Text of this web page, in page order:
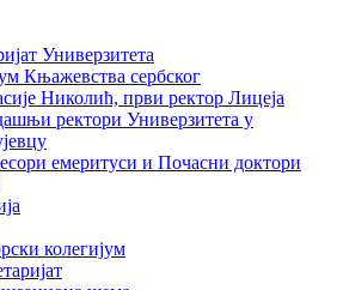
Универзитета
Књажевства сербског
Николић, први ректор Лицеја
ректори Универзитета у
емеритуси и Почасни доктори
колегијум